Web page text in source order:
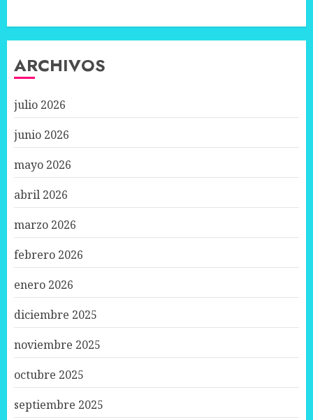
ARCHIVOS
julio 2026
junio 2026
mayo 2026
abril 2026
marzo 2026
febrero 2026
enero 2026
diciembre 2025
noviembre 2025
octubre 2025
septiembre 2025